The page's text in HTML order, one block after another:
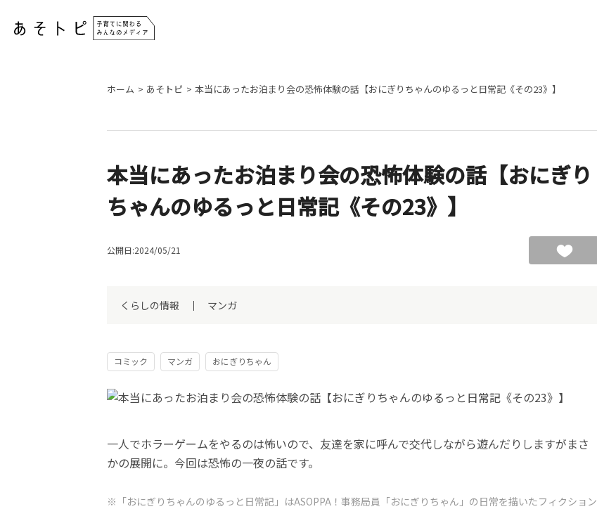
ホーム あそトピ 本当にあったお泊まり会の恐怖体験の話【おにぎりちゃんのゆるっと日常記《その23》】
本当にあったお泊まり会の恐怖体験の話【おにぎり
ちゃんのゆるっと日常記《その23》】
公開日:2024/05/21
くらしの情報 マンガ
コミック マンガ おにぎりちゃん
一人でホラーゲームをやるのは怖いので、友達を家に呼んで交代しながら遊んだりしますがまさ
かの展開に。今回は恐怖の一夜の話です。
※「おにぎりちゃんのゆるっと日常記」はASOPPA！事務局員「おにぎりちゃん」の日常を描いたフィクション